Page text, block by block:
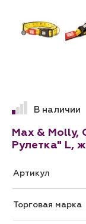
В наличии
Max & Molly,
Рулетка" L,
Артикул
Торговая марка